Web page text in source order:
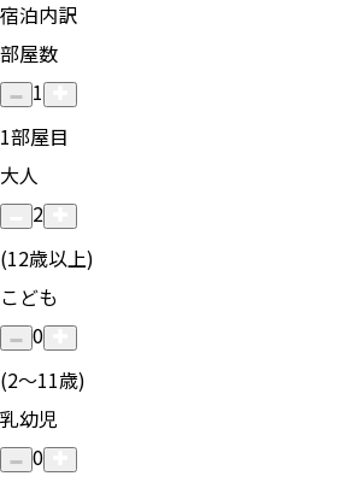
宿泊内訳
部屋数
1
1部屋目
大人
2
(12歳以上)
こども
0
(2〜11歳)
乳幼児
0